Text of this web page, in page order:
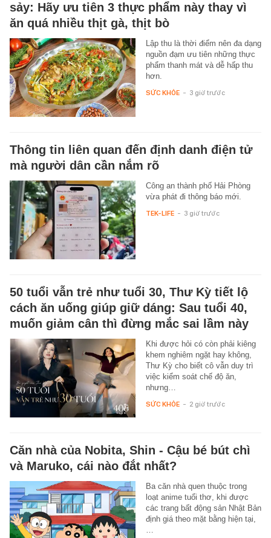
sảy: Hãy ưu tiên 3 thực phẩm này thay vì
ăn quá nhiều thịt gà, thịt bò
Lập thu là thời điểm nên đa dạng
nguồn đạm ưu tiên những thực
phẩm thanh mát và dễ hấp thu
hơn.
SỨC KHỎE - 3 giờ trước
Thông tin liên quan đến định danh điện tử
mà người dân cần nắm rõ
Công an thành phố Hải Phòng
vừa phát đi thông báo mới.
TEK-LIFE - 3 giờ trước
50 tuổi vẫn trẻ như tuổi 30, Thư Kỳ tiết lộ
cách ăn uống giúp giữ dáng: Sau tuổi 40,
muốn giảm cân thì đừng mắc sai lầm này
Khi được hỏi có còn phải kiêng
khem nghiêm ngặt hay không,
Thư Kỳ cho biết cô vẫn duy trì
việc kiểm soát chế độ ăn,
nhưng…
SỨC KHỎE - 2 giờ trước
Căn nhà của Nobita, Shin - Cậu bé bút chì
và Maruko, cái nào đắt nhất?
Ba căn nhà quen thuộc trong
loạt anime tuổi thơ, khi được
các trang bất động sản Nhật Bản
định giá theo mặt bằng hiện tại,
…